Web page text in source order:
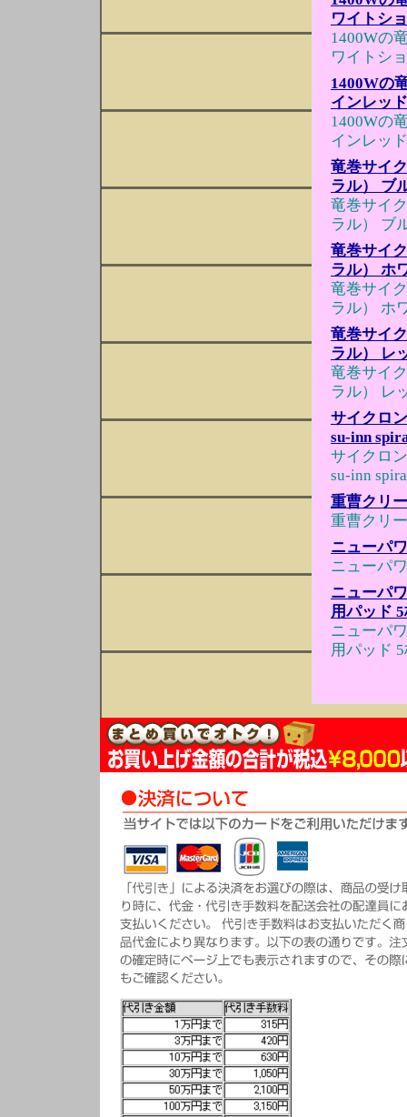
ワイトシ
1400Wの
ワイトシ
1400Wの
インレッ
1400Wの
インレッ
竜巻サイ
ラル） ブ
竜巻サイ
ラル） ブ
竜巻サイ
ラル） ホ
竜巻サイ
ラル） ホ
竜巻サイ
ラル） レ
竜巻サイ
ラル） レ
サイクロ
su-inn
サイクロ
su-inn
重曹クリ
重曹クリ
ニューパ
ニューパ
ニューパ
用パッド
ニューパ
用パッド